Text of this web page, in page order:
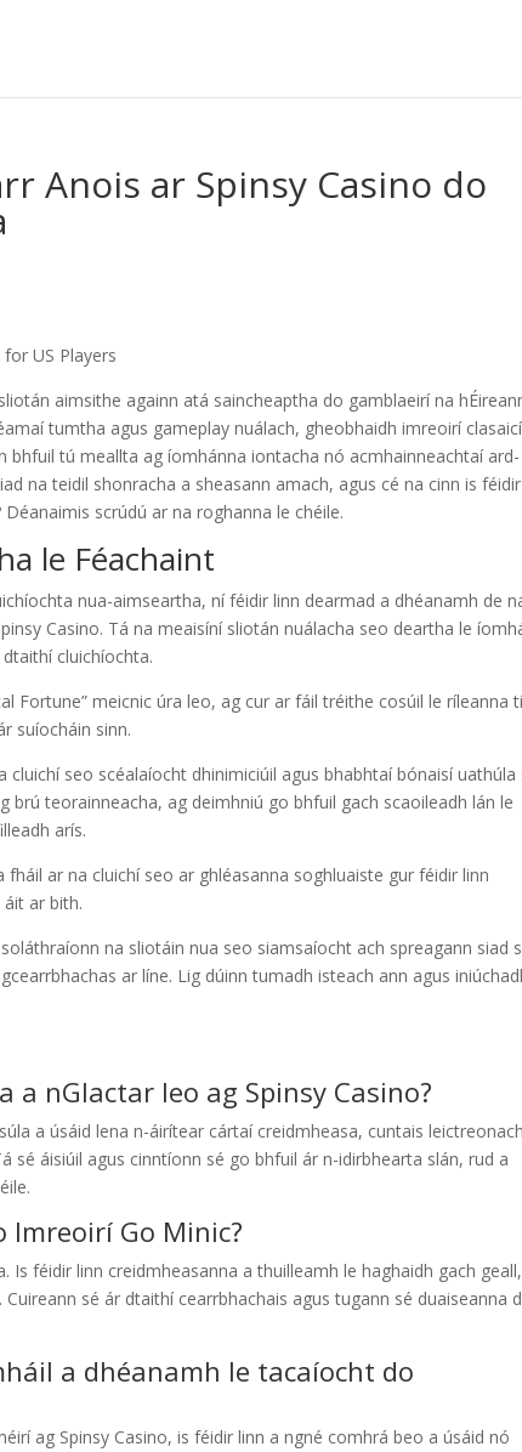
Anois ar Spinsy Casino do
aimsithe againn atá saincheaptha do gamblaeirí na
tumtha agus gameplay nuálach, gheobhaidh imreoirí
bhfuil tú meallta ag íomhánna iontacha nó acmhainneachtaí ard-
na teidil shonracha a sheasann amach, agus cé na cinn is
scrúdú ar na roghanna le chéile.
le Féachaint
nua-aimseartha, ní féidir linn dearmad a dhéanamh de
Casino. Tá na meaisíní sliotán nuálacha seo deartha le
cluichíochta.
Fortune” meicnic úra leo, ag cur ar fáil tréithe cosúil le ríleanna
suíocháin sinn.
seo scéalaíocht dhinimiciúil agus bhabhtaí bónaisí uathúla
teorainneacha, ag deimhniú go bhfuil gach scaoileadh lán le
arís.
ar na cluichí seo ar ghléasanna soghluaiste gur féidir linn
ar bith.
na sliotáin nua seo siamsaíocht ach spreagann siad
ar líne. Lig dúinn tumadh isteach ann agus
nGlactar leo ag Spinsy Casino?
a úsáid lena n-áirítear cártaí creidmheasa, cuntais
sé áisiúil agus cinntíonn sé go bhfuil ár n-idirbhearta slán, rud a
Go Minic?
Is féidir linn creidmheasanna a thuilleamh le haghaidh gach geall,
sé ár dtaithí cearrbhachais agus tugann sé duaiseanna
a dhéanamh le tacaíocht do
ag Spinsy Casino, is féidir linn a ngné comhrá beo a úsáid nó